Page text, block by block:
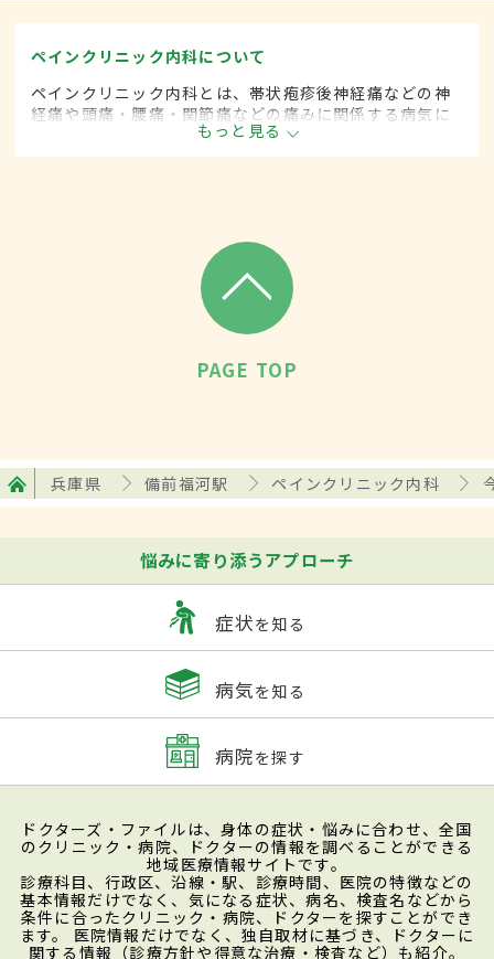
ペインクリニック内科について
ペインクリニック内科とは、帯状疱疹後神経痛などの神
経痛や頭痛・腰痛・関節痛などの痛みに関係する病気に
対して、麻酔を用いた治療法などを用いて治療する内科
の一領域です。平成20年4月の制度改正前は、ペインク
もっと見る
PAGE TOP
兵庫県 備前福河駅 ペインクリニック内科
悩みに寄り添うアプローチ
症状を知る
病気を知る
病院を探す
ドクターズ・ファイルは、身体の症状・悩みに合わせ、全国
のクリニック・病院、ドクターの情報を調べることができる
地域医療情報サイトです。
診療科目、行政区、沿線・駅、診療時間、医院の特徴などの
基本情報だけでなく、気になる症状、病名、検査名などから
条件に合ったクリニック・病院、ドクターを探すことができ
ます。 医院情報だけでなく、独自取材に基づき、ドクターに
関する情報（診療方針や得意な治療・検査など）も紹介。